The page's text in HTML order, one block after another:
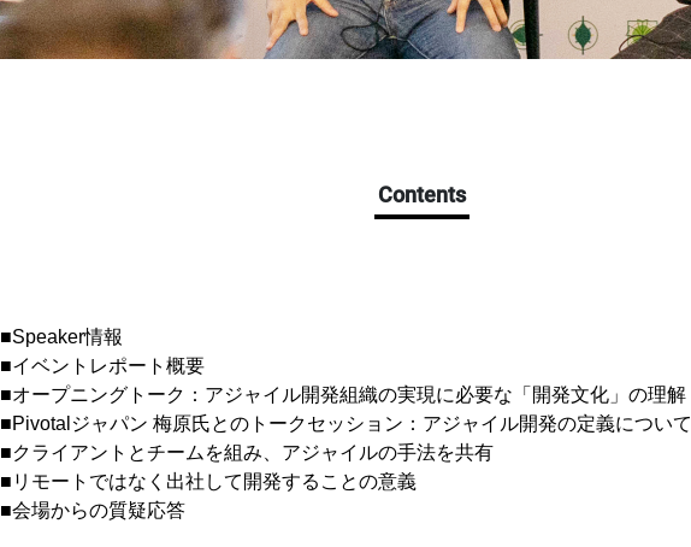
Contents
■Speaker情報
■イベントレポート概要
■オープニングトーク：アジャイル開発組織の実現に必要な「開発文化」の理解
■Pivotalジャパン 梅原氏とのトークセッション：アジャイル開発の定義について
■クライアントとチームを組み、アジャイルの手法を共有
■リモートではなく出社して開発することの意義
■会場からの質疑応答